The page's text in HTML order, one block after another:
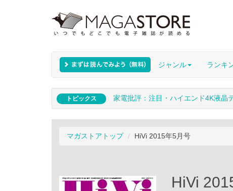
ジャンル ランキ
トピックス 家電批評：注目・ハイエンド4K液晶
マガストアトップ HiVi 2015年5月号
HiVi